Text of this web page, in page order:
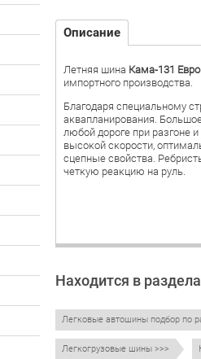
Описание
Летняя шина Кама-131
импортного производства.
Благодаря специальному
аквапланирования.
любой дороге при разгоне
высокой скорости,
сцепные свойства.
четкую реакцию на руль.
Находится в
Легковые автошины подбор по
Легкогрузовые шины >>>